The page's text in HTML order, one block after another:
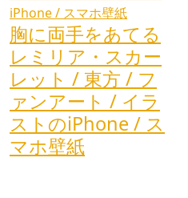
胸に両手をあてる
レミリア・スカー
レット / 東方 / フ
ァンアート / イラ
ストのiPhone / ス
マホ壁紙